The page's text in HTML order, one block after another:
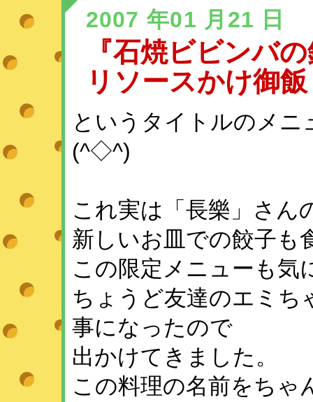
2007 年01 月21 日
『石焼ビビンバ
リソースかけ御
というタイトルのメ
(^◇^)
これ実は「長樂」さん
新しいお皿での餃子も
この限定メニューも気
ちょうど友達のエミち
事になったので
出かけてきました。
この料理の名前をちゃ